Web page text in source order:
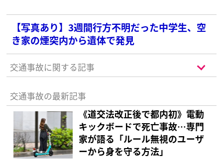
【写真あり】3週間行方不明だった中学生、空
き家の煙突内から遺体で発見
交通事故に関する記事
交通事故の最新記事
《道交法改正後で都内初》電動
キックボードで死亡事故…専門
家が語る「ルール無視のユーザ
ーから身を守る方法」